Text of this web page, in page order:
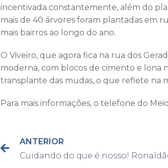
incentivada constantemente, além do
mais de 40 árvores foram plantadas em
mais bairros ao longo do ano.
O Viveiro, que agora fica na rua dos
moderna, com blocos de cimento e lona
transplante das mudas, o que reflete na
Para mais informações, o telefone do
ANTERIOR